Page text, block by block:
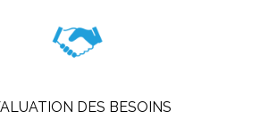
DES BESOINS